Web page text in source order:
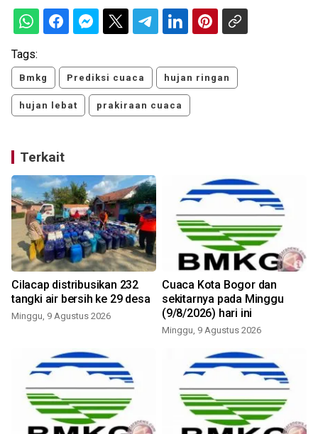
Tags:
Bmkg Prediksi cuaca hujan ringan
hujan lebat prakiraan cuaca
Terkait
Cilacap distribusikan 232
tangki air bersih ke 29 desa
Minggu, 9 Agustus 2026
Cuaca Kota Bogor dan
sekitarnya pada Minggu
(9/8/2026) hari ini
Minggu, 9 Agustus 2026